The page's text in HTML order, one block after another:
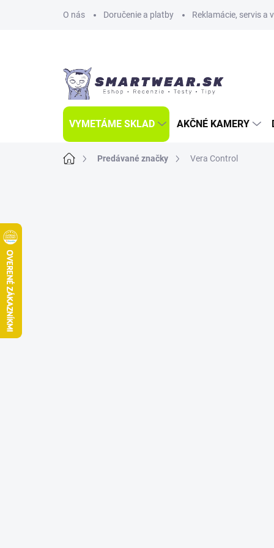
O nás Doručenie a platby Reklamácie, servis a
VYMETÁME SKLAD AKČNÉ KAMERY
DomovPredávané značky Vera Control